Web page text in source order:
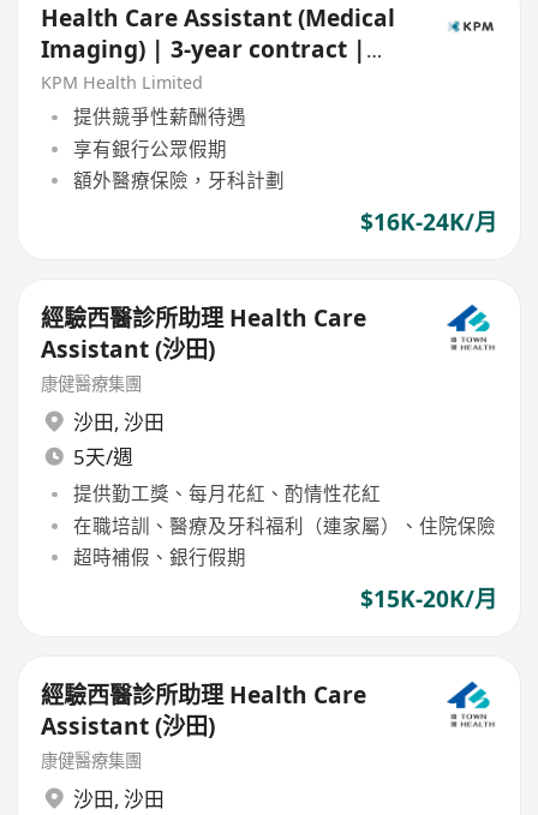
Health Care Assistant (Medical
Imaging) | 3-year contract |
Central
KPM Health Limited
提供競爭性薪酬待遇
享有銀行公眾假期
額外醫療保險，牙科計劃
$16K-24K/月
經驗西醫診所助理 Health Care
Assistant (沙田)
康健醫療集團
沙田, 沙田
5天/週
提供勤工獎、每月花紅、酌情性花紅
在職培訓、醫療及牙科福利（連家屬）、住院保險
超時補假、銀行假期
$15K-20K/月
經驗西醫診所助理 Health Care
Assistant (沙田)
康健醫療集團
沙田, 沙田